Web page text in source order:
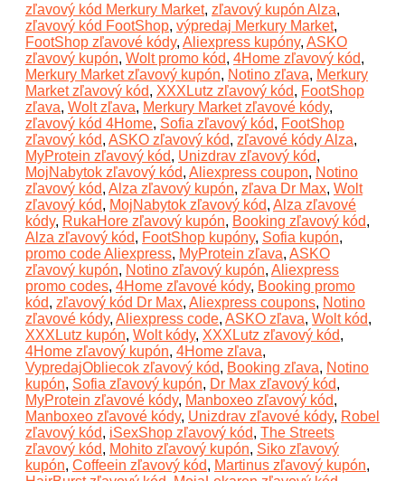
zľavový kód Merkury Market, zľavový kupón Alza,
zľavový kód FootShop, výpredaj Merkury Market,
FootShop zľavové kódy, Aliexpress kupóny, ASKO
zľavový kupón, Wolt promo kód, 4Home zľavový kód,
Merkury Market zľavový kupón, Notino zľava, Merkury
Market zľavový kód, XXXLutz zľavový kód, FootShop
zľava, Wolt zľava, Merkury Market zľavové kódy,
zľavový kód 4Home, Sofia zľavový kód, FootShop
zľavový kód, ASKO zľavový kód, zľavové kódy Alza,
MyProtein zľavový kód, Unizdrav zľavový kód,
MojNabytok zľavový kód, Aliexpress coupon, Notino
zľavový kód, Alza zľavový kupón, zľava Dr Max, Wolt
zľavový kód, MojNabytok zľavový kód, Alza zľavové
kódy, RukaHore zľavový kupón, Booking zľavový kód,
Alza zľavový kód, FootShop kupóny, Sofia kupón,
promo code Aliexpress, MyProtein zľava, ASKO
zľavový kupón, Notino zľavový kupón, Aliexpress
promo codes, 4Home zľavové kódy, Booking promo
kód, zľavový kód Dr Max, Aliexpress coupons, Notino
zľavové kódy, Aliexpress code, ASKO zľava, Wolt kód,
XXXLutz kupón, Wolt kódy, XXXLutz zľavový kód,
4Home zľavový kupón, 4Home zľava,
VypredajObliecok zľavový kód, Booking zľava, Notino
kupón, Sofia zľavový kupón, Dr Max zľavový kód,
MyProtein zľavové kódy, Manboxeo zľavový kód,
Manboxeo zľavové kódy, Unizdrav zľavové kódy, Robel
zľavový kód, iSexShop zľavový kód, The Streets
zľavový kód, Mohito zľavový kupón, Siko zľavový
kupón, Coffeein zľavový kód, Martinus zľavový kupón,